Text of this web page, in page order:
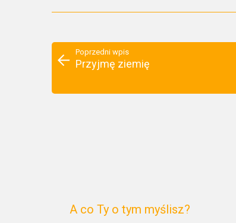
Poprzedni wpis
Przyjmę ziemię
A co Ty o tym myślisz?